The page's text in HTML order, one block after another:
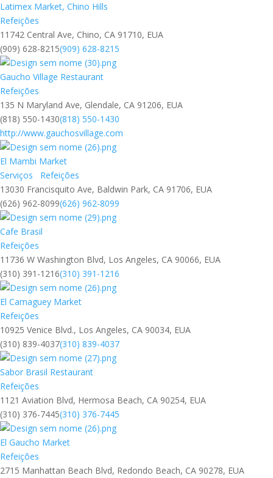
Latimex Market, Chino Hills
Refeições
11742 Central Ave, Chino, CA 91710, EUA
(909) 628-8215(909) 628-8215
Gaucho Village Restaurant
Refeições
135 N Maryland Ave, Glendale, CA 91206, EUA
(818) 550-1430(818) 550-1430
http://www.gauchosvillage.com
El Mambi Market
Serviços
Refeições
13030 Francisquito Ave, Baldwin Park, CA 91706, EUA
(626) 962-8099(626) 962-8099
Cafe Brasil
Refeições
11736 W Washington Blvd, Los Angeles, CA 90066, EUA
(310) 391-1216(310) 391-1216
El Camaguey Market
Refeições
10925 Venice Blvd., Los Angeles, CA 90034, EUA
(310) 839-4037(310) 839-4037
Sabor Brasil Restaurant
Refeições
1121 Aviation Blvd, Hermosa Beach, CA 90254, EUA
(310) 376-7445(310) 376-7445
El Gaucho Market
Refeições
2715 Manhattan Beach Blvd, Redondo Beach, CA 90278, EUA